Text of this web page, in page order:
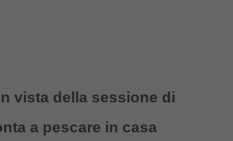
vista della sessione di
a pescare in casa